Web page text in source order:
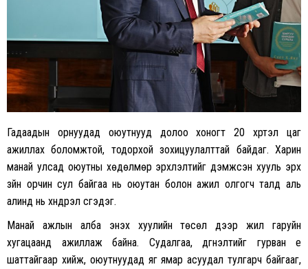
Гадаадын орнуудад оюутнууд долоо хоногт 20 хүртэл цаг
ажиллах боломжтой, тодорхой зохицуулалттай байдаг. Харин
манай улсад оюутны хөдөлмөр эрхлэлтийг дэмжсэн хууль эрх
зүйн орчин сул байгаа нь оюутан болон ажил олгогч талд аль
алинд нь хүндрэл үүсгэдэг.
Манай ажлын алба энэхүү хуулийн төсөл дээр жил гаруйн
хугацаанд ажиллаж байна. Судалгаа, дүгнэлтийг гурван үе
шаттайгаар хийж, оюутнуудад яг ямар асуудал тулгарч байгааг,